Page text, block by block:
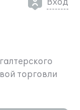
Вход
торговли